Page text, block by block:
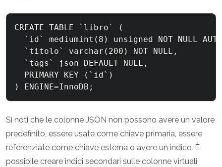
CREATE TABLE `libro` (
`id` mediumint(8) unsigned NOT NULL
  `titolo` varchar(200) NOT NULL,
  `tags` json DEFAULT NULL,
  PRIMARY KEY (`id`)
) ENGINE=InnoDB;
Si noti che le colonne JSON non possono avere un valore
predefinito, essere usate come chiave primaria, essere
referenziate come chiave esterna o avere un indice. È
possibile creare indici secondari sulle colonne virtuali